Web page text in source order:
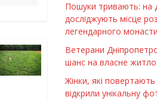
Пошуки тривають: на
досліджують місце
легендарного
Ветерани
шанс на власне житло
Жінки, які повертають
відкрили унікальну